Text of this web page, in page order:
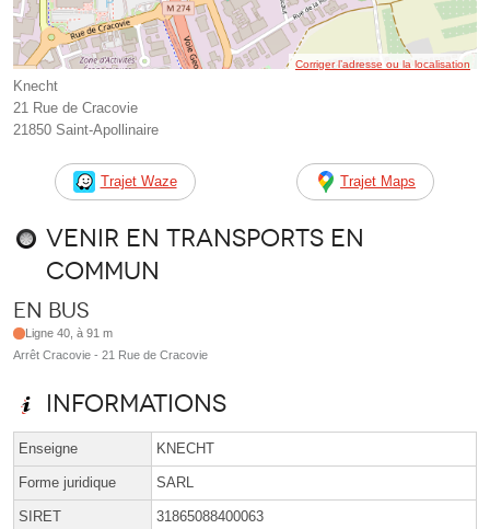
Corriger l’adresse ou la localisation
Knecht
21 Rue de Cracovie
21850 Saint-Apollinaire
Trajet Waze Trajet Maps
Venir en transports en
commun
En bus
Ligne 40, à 91 m
Arrêt Cracovie - 21 Rue de Cracovie
Informations
Enseigne KNECHT
Forme juridique SARL
SIRET 31865088400063